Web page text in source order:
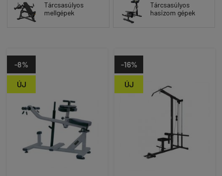
Tárcsasúlyos
mellgépek
Tárcsasúlyos
hasizom gépek
ÚJ
-8%
ÚJ
-16%